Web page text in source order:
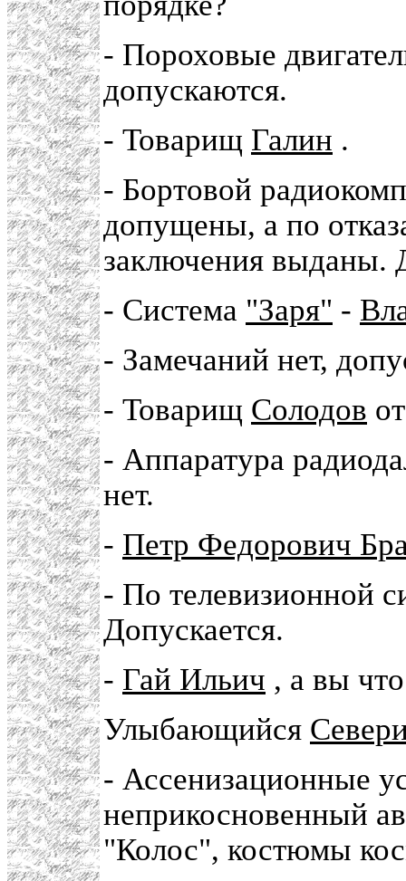
- Пороховые
допускаются.
- Товарищ Галин .
- Бортовой
допущены, а по
заключения выданы.
- Система "Заря" -
- Замечаний нет,
- Товарищ Солодов
- Аппаратура
нет.
- Петр Федорович
- По телевизионной
Допускается.
- Гай Ильич , а вы
Улыбающийся
- Ассенизационные
неприкосновенный
"Колос", костюмы